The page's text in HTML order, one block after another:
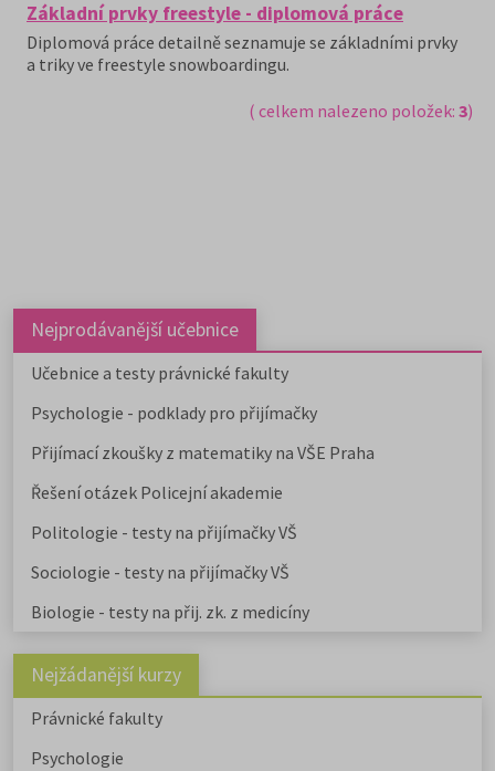
Základní prvky freestyle - diplomová práce
Diplomová práce detailně seznamuje se základními prvky
a triky ve freestyle snowboardingu.
( celkem nalezeno položek: 3)
Nejprodávanější učebnice
Učebnice a testy právnické fakulty
Psychologie - podklady pro přijímačky
Přijímací zkoušky z matematiky na VŠE Praha
Řešení otázek Policejní akademie
Politologie - testy na přijímačky VŠ
Sociologie - testy na přijímačky VŠ
Biologie - testy na přij. zk. z medicíny
Nejžádanější kurzy
Právnické fakulty
Psychologie